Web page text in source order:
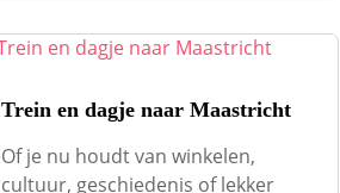
Trein en dagje naar Maastricht
Of je nu houdt van winkelen,
cultuur, geschiedenis of lekker